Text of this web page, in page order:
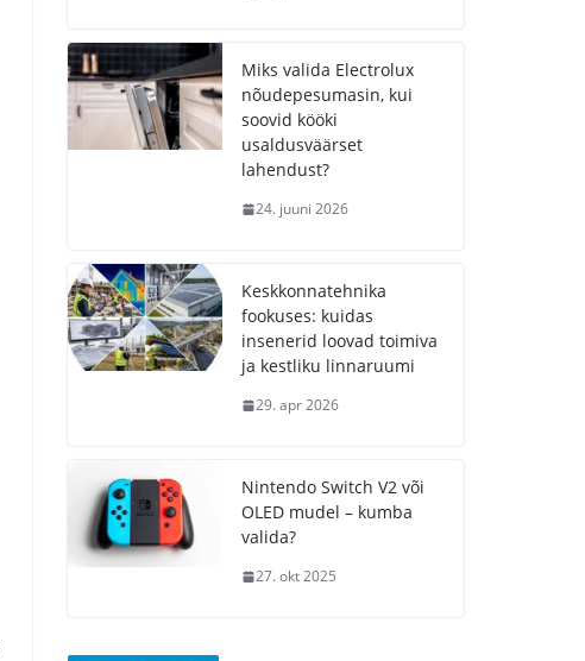
Miks valida Electrolux
nõudepesumasin, kui
soovid kööki
usaldusväärset
lahendust?
24. juuni 2026
Keskkonnatehnika
fookuses: kuidas
insenerid loovad toimiva
ja kestliku linnaruumi
29. apr 2026
Nintendo Switch V2 või
OLED mudel – kumba
valida?
27. okt 2025